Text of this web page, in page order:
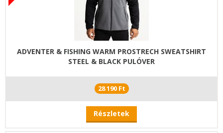
ADVENTER & FISHING WARM PROSTRECH SWEATSHIRT
STEEL & BLACK PULÓVER
28 190 Ft
Részletek